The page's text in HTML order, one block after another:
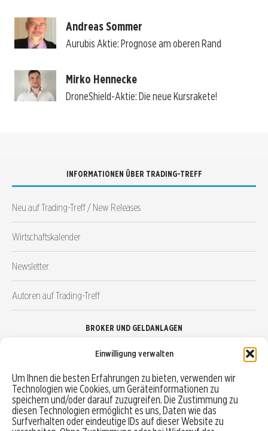
Einwilligung verwalten
Um Ihnen die besten Erfahrungen zu bieten, verwenden wir
Technologien wie Cookies, um Geräteinformationen zu
speichern und/oder darauf zuzugreifen. Die Zustimmung zu
diesen Technologien ermöglicht es uns, Daten wie das
Surfverhalten oder eindeutige IDs auf dieser Website zu
Andreas Sommer
Aurubis Aktie: Prognose am oberen Rand
Mirko Hennecke
DroneShield-Aktie: Die neue Kursrakete!
INFORMATIONEN ÜBER TRADING-TREFF
Neu auf Trading-Treff / New Releases
Wirtschaftskalender
Newsletter
Autoren auf Trading-Treff
BROKER UND GELDANLAGEN
Robo-Advisor vergleichen
Depotvergleich